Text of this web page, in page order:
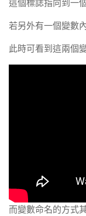
這個標誌指向到一
若另外有一個變數
此時可看到這兩個
而變數命名的方式